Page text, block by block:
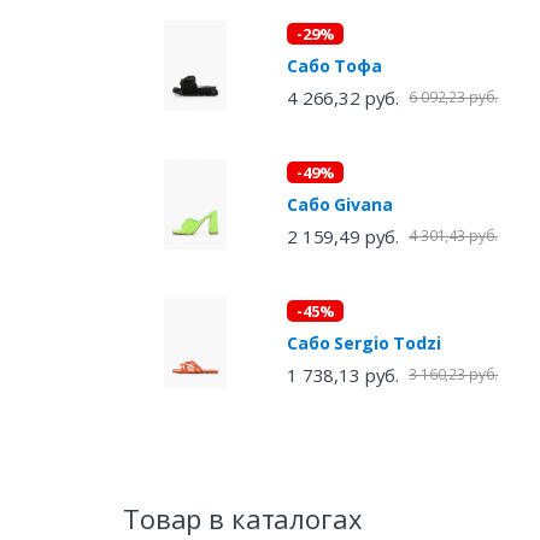
-29%
Сабо Тофа
4 266,32 руб. 6 092,23 руб.
-49%
Сабо Givana
2 159,49 руб. 4 301,43 руб.
-45%
Сабо Sergio Todzi
1 738,13 руб. 3 160,23 руб.
Товар в каталогах